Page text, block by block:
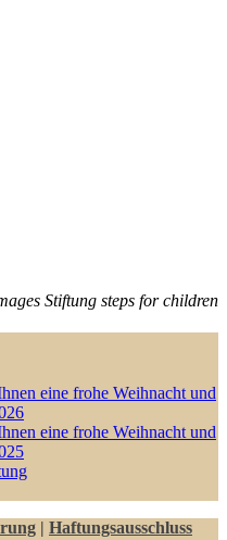
Stiftung steps for children
eine frohe Weihnacht und
eine frohe Weihnacht und
| Haftungsausschluss